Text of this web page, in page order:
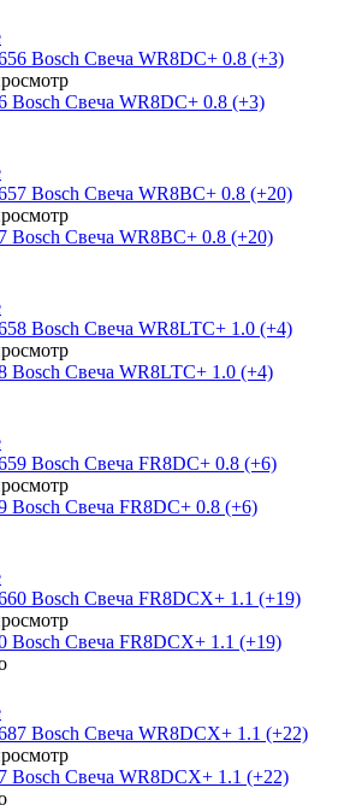
Bosch Свеча WR8DC+ 0.8 (+3)
Bosch Свеча WR8BC+ 0.8 (+20)
Bosch Свеча WR8LTC+ 1.0 (+4)
Bosch Свеча FR8DC+ 0.8 (+6)
Bosch Свеча FR8DCX+ 1.1 (+19)
Bosch Свеча WR8DCX+ 1.1 (+22)